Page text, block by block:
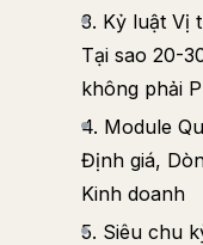
3. Kỷ luật Vị
Tại sao 20-
không phải
4. Module
Định giá,
Kinh doanh
5. Siêu chu